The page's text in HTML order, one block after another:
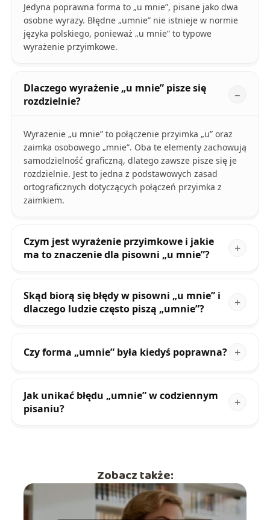
Jedyna poprawna forma to „u mnie”, pisane jako dwa
osobne wyrazy. Błędne „umnie” nie istnieje w normie
języka polskiego, ponieważ „u mnie” to typowe
wyrażenie przyimkowe.
Dlaczego wyrażenie „u mnie” pisze się
rozdzielnie?
Wyrażenie „u mnie” to połączenie przyimka „u” oraz
zaimka osobowego „mnie”. Oba te elementy zachowują
samodzielność graficzną, dlatego zawsze pisze się je
rozdzielnie. Jest to jedna z podstawowych zasad
ortograficznych dotyczących połączeń przyimka z
zaimkiem.
Czym jest wyrażenie przyimkowe i jakie
ma to znaczenie dla pisowni „u mnie”?
Skąd biorą się błędy w pisowni „u mnie” i
dlaczego ludzie często piszą „umnie”?
Czy forma „umnie” była kiedyś poprawna?
Jak unikać błędu „umnie” w codziennym
pisaniu?
Zobacz także: